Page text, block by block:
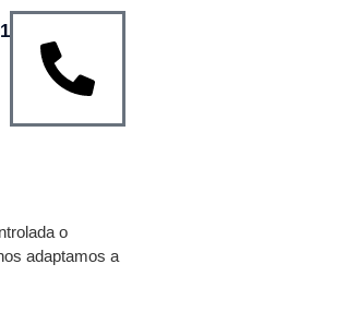
o
adaptamos a